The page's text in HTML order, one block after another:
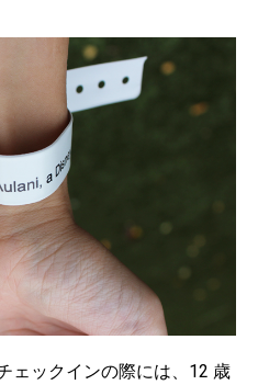
ェックインの際には、12 歳